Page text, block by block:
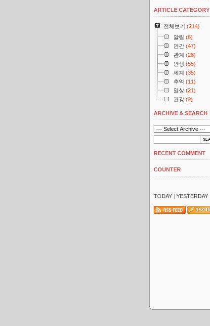
ARTICLE CATEGORY
전체보기 (214)
알림 (8)
인간 (47)
관계 (28)
인생 (55)
세계 (35)
추억 (11)
일상 (21)
건강 (9)
ARCHIVE & SEARCH
RECENT COMMENT
COUNTER
TODAY | YESTERDAY